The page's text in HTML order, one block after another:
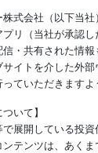
式会社（以下当
リ（当社が承認
・共有された情
イトを介した外
ていただきますよ
いて】
展開している投
テンツは、あく